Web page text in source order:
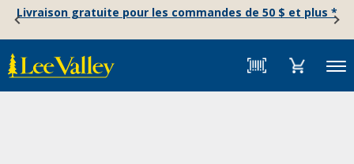
content
StatementLivraison gratuite pour les commandes de 50 $ et plus *
Menu